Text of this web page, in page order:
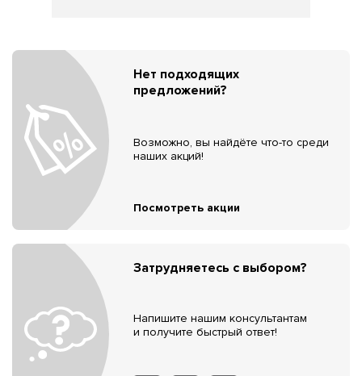
Нет подходящих
предложений?
Возможно, вы найдёте что-то среди
наших акций!
Посмотреть акции
Затрудняетесь с выбором?
Напишите нашим консультантам
и получите быстрый ответ!